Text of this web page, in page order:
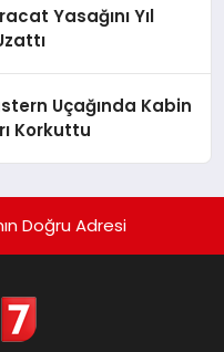
Yasağını Yıl
Uçağında Kabin
Korkuttu
Doğru Adresi